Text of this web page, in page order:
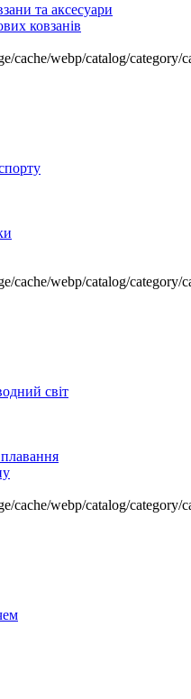
та аксесуари
ковзанів
cache/webp/catalog/category/
cache/webp/catalog/category/
світ
cache/webp/catalog/category/